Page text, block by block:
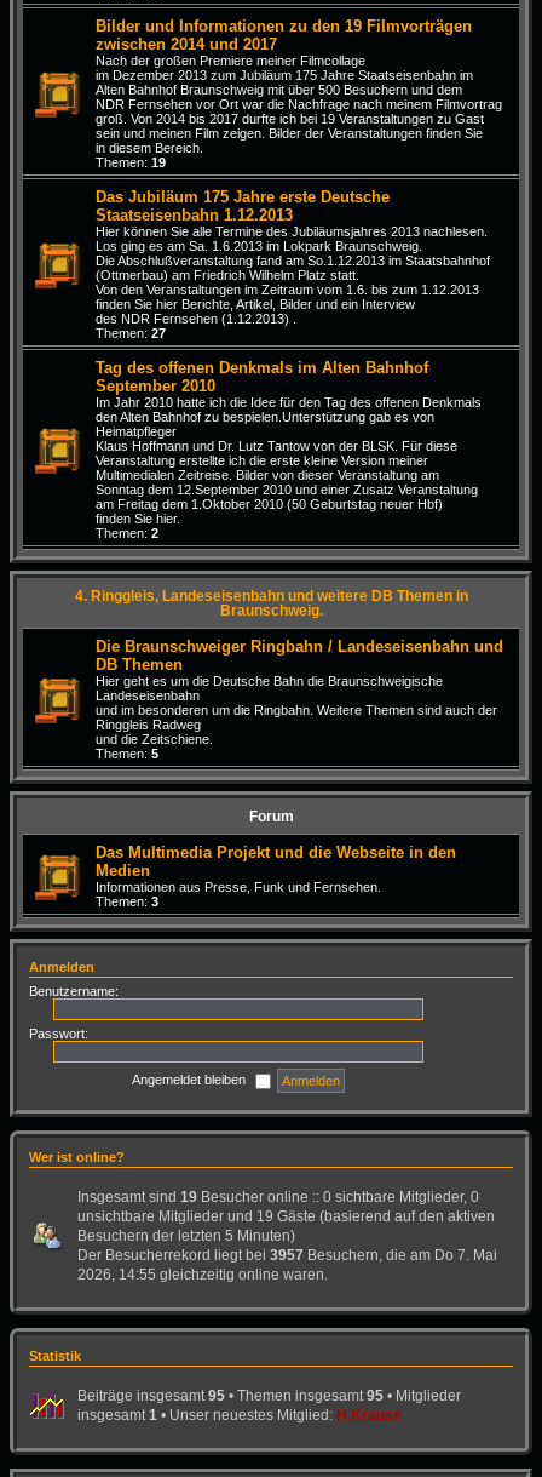
Bilder und Informationen zu den 19 Filmvorträgen
zwischen 2014 und 2017
Nach der großen Premiere meiner Filmcollage
im Dezember 2013 zum Jubiläum 175 Jahre Staatseisenbahn im
Alten Bahnhof Braunschweig mit über 500 Besuchern und dem
NDR Fernsehen vor Ort war die Nachfrage nach meinem Filmvortrag
groß. Von 2014 bis 2017 durfte ich bei 19 Veranstaltungen zu Gast
sein und meinen Film zeigen. Bilder der Veranstaltungen finden Sie
in diesem Bereich.
Themen: 19
Das Jubiläum 175 Jahre erste Deutsche
Staatseisenbahn 1.12.2013
Hier können Sie alle Termine des Jubiläumsjahres 2013 nachlesen.
Los ging es am Sa. 1.6.2013 im Lokpark Braunschweig.
Die Abschlußveranstaltung fand am So.1.12.2013 im Staatsbahnhof
(Ottmerbau) am Friedrich Wilhelm Platz statt.
Von den Veranstaltungen im Zeitraum vom 1.6. bis zum 1.12.2013
finden Sie hier Berichte, Artikel, Bilder und ein Interview
des NDR Fernsehen (1.12.2013) .
Themen: 27
Tag des offenen Denkmals im Alten Bahnhof
September 2010
Im Jahr 2010 hatte ich die Idee für den Tag des offenen Denkmals
den Alten Bahnhof zu bespielen.Unterstützung gab es von
Heimatpfleger
Klaus Hoffmann und Dr. Lutz Tantow von der BLSK. Für diese
Veranstaltung erstellte ich die erste kleine Version meiner
Multimedialen Zeitreise. Bilder von dieser Veranstaltung am
Sonntag dem 12.September 2010 und einer Zusatz Veranstaltung
am Freitag dem 1.Oktober 2010 (50 Geburtstag neuer Hbf)
finden Sie hier.
Themen: 2
4. Ringgleis, Landeseisenbahn und weitere DB Themen in
Braunschweig.
Die Braunschweiger Ringbahn / Landeseisenbahn und
DB Themen
Hier geht es um die Deutsche Bahn die Braunschweigische
Landeseisenbahn
und im besonderen um die Ringbahn. Weitere Themen sind auch der
Ringgleis Radweg
und die Zeitschiene.
Themen: 5
Forum
Das Multimedia Projekt und die Webseite in den
Medien
Informationen aus Presse, Funk und Fernsehen.
Themen: 3
Anmelden
Benutzername:
Passwort:
Angemeldet bleiben
Wer ist online?
Insgesamt sind 19 Besucher online :: 0 sichtbare Mitglieder, 0
unsichtbare Mitglieder und 19 Gäste (basierend auf den aktiven
Besuchern der letzten 5 Minuten)
Der Besucherrekord liegt bei 3957 Besuchern, die am Do 7. Mai
2026, 14:55 gleichzeitig online waren.
Statistik
Beiträge insgesamt 95 • Themen insgesamt 95 • Mitglieder
insgesamt 1 • Unser neuestes Mitglied: H.Krause